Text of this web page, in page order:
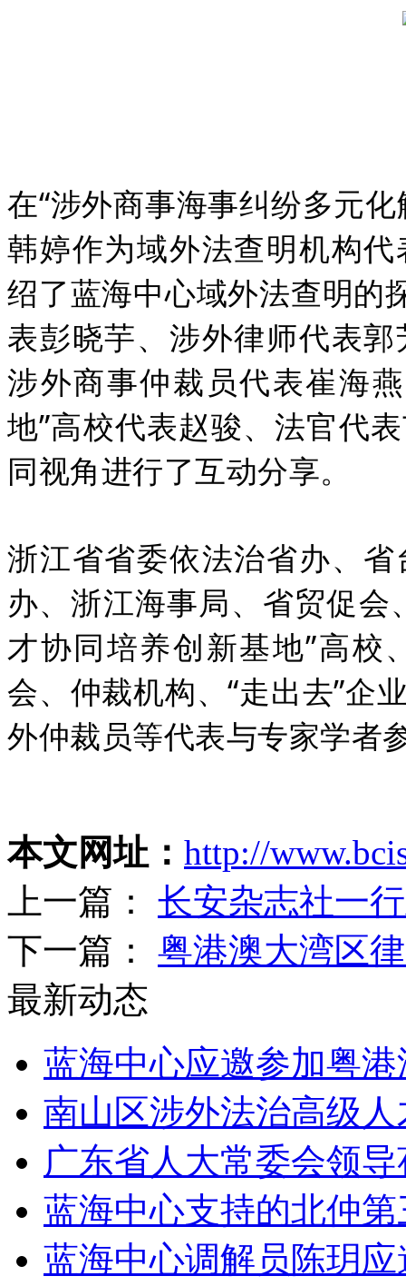
在“涉外商事海事纠纷多元
韩婷作为域外法查明机构
绍了蓝海中心域外法查明的
表彭晓芋、涉外律师代表
涉外商事仲裁员代表崔海
地”高校代表赵骏、法官代
同视角进行了互动分享。
浙江省省委依法治省办、
办、浙江海事局、省贸促
才协同培养创新基地”高校
会、仲裁机构、“走出去”企
外仲裁员等代表与专家学者
本文网址： http://
上一篇： 长安杂志社一
下一篇： 粤港澳大湾区
最新动态
蓝海中心应邀参加粤
南山区涉外法治高级
广东省人大常委会领
蓝海中心支持的北仲
蓝海中心调解员陈玥